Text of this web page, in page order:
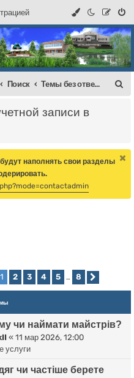
трацией
Поиск Темы без ответов
к
записи в
наполнять свои разделы
1 из8
1 2 3 4 5 … 8
чи наймати майстрів?
« 11 мар 2026, 12:00
услуги
чи частіше берете